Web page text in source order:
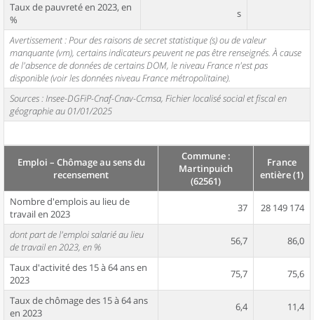
Taux de pauvreté en 2023, en
%
s
Avertissement : Pour des raisons de secret statistique (s) ou de valeur
manquante (vm), certains indicateurs peuvent ne pas être renseignés. À cause
de l'absence de données de certains DOM, le niveau France n'est pas
disponible (voir les données niveau France métropolitaine).
Sources : Insee-DGFiP-Cnaf-Cnav-Ccmsa, Fichier localisé social et fiscal en
géographie au 01/01/2025
Emploi – Chômage au sens du
recensement
Commune :
Martinpuich
(62561)
France
entière (1)
Nombre d'emplois au lieu de
travail en 2023
37 28 149 174
dont part de l'emploi salarié au lieu
de travail en 2023, en %
56,7 86,0
Taux d'activité des 15 à 64 ans en
2023
75,7 75,6
Taux de chômage des 15 à 64 ans
en 2023
6,4 11,4